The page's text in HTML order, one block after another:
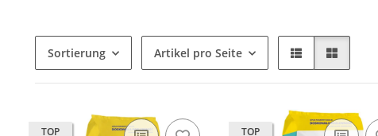
Sortierung Artikel pro Seite
TOP TOP